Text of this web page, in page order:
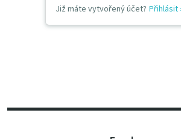
Již máte vytvořený účet? Přihlásit